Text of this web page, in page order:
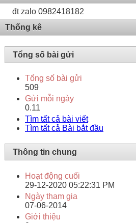
đt zalo 0982418182
Thống kê
Tổng số bài gửi
Tổng số bài gửi
509
Gửi mỗi ngày
0.11
Tìm tất cả bài viết
Tìm tất cả Bài bắt đầu
Thông tin chung
Hoạt động cuối
29-12-2020 05:22:31 PM
Ngày tham gia
07-06-2014
Giới thiệu